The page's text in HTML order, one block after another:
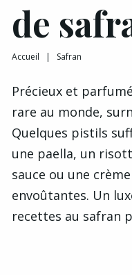
de
Accueil | Safran
Précieux et
rare au monde,
Quelques pistils
une paella, un
sauce ou une
envoûtantes. Un
recettes au safran